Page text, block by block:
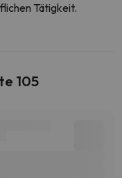
Tätigkeit.
105